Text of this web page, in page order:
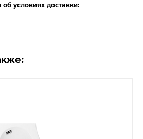
условиях доставки: